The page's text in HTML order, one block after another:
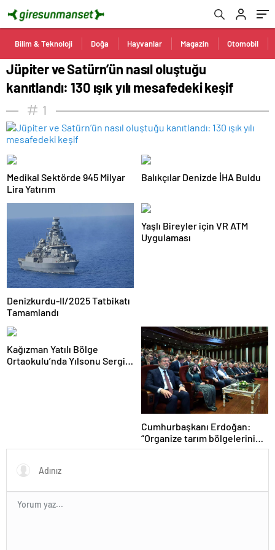
Bilim & Teknoloji Doğa Hayvanlar Magazin Otomobil
Jüpiter ve Satürn’ün nasıl oluştuğu
kanıtlandı: 130 ışık yılı mesafedeki keşif
1
Medikal Sektörde 945 Milyar
Lira Yatırım
Balıkçılar Denizde İHA Buldu
Denizkurdu-II/2025 Tatbikatı
Tamamlandı
Yaşlı Bireyler için VR ATM
Uygulaması
Kağızman Yatılı Bölge
Ortaokulu’nda Yılsonu Sergisi
Cumhurbaşkanı Erdoğan:
“Organize tarım bölgelerini
yaygınlaştıracak ve lojistik